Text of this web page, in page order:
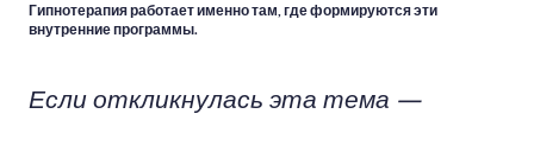
Гипнотерапия работает именно там, где формируются эти
внутренние программы.
Если откликнулась эта тема —